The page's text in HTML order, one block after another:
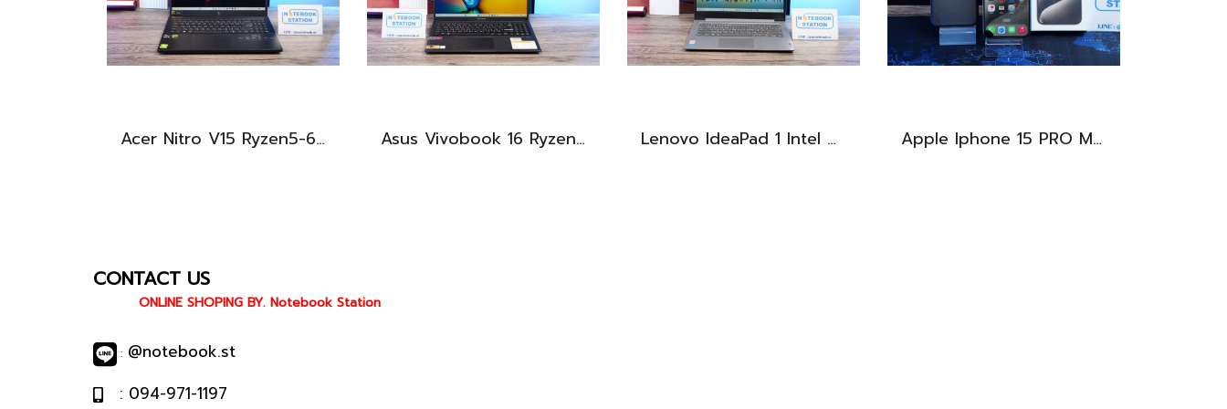
Acer Nitro V15 Ryzen5-6600H RTX2050(4GB) RAM16 512GB SSD จอ15.6นิ้ว FHD 165Hz sRGB100% เกมมิ่งรุ่นใหม่ ดีไซน์เครื่องบาง สวยเท่ดูทันสมัย มีประกันศูนย์2028 ราคาสุดคุ้มเพียง 17,990.- Asus Vivobook 16 Ryzen7-7730U Ram16 SSD512 จอ16นิ้ว WUXGA IPS สเปคสูงทำงานเก่ง จอใหญ่ภาพสวย พร้อมแป้นตัวเลขแยก เครื่องมีประกันศูนย์พร้อมใช้งานเพียง 12,990.- Lenovo IdeaPad 1 Intel Celeron N4020 Ram4 SSD256GB จอ14.0 HD หน้าจอเล็กเหมาะแก่การพกพา ใช้งานทั่วไป ราคาถูกมาก เพียง 3,900.- พร้อมใช้งาน(สินค้ามีตำหนิขายถูกประกันร้าน7วัน) Apple Iphone 15 PRO MAX NATURAL TITANIUM 256GB สุขภาพแบต 87% อุปกรณ์ครบกล่อง ขายเพียง 11,990.-
CONTACT US
ONLINE SHOPING BY. Notebook Station
: @notebook.st
: 094-971-1197